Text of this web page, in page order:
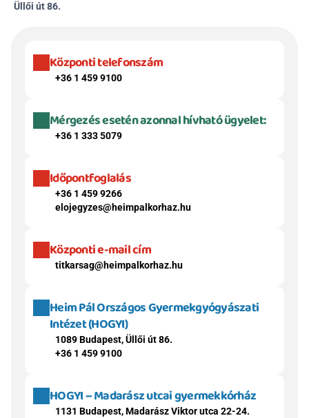
Üllői út 86.
Központi telefonszám
+36 1 459 9100
Mérgezés esetén azonnal hívható ügyelet:
+36 1 333 5079
Időpontfoglalás
+36 1 459 9266
elojegyzes@heimpalkorhaz.hu
Központi e-mail cím
titkarsag@heimpalkorhaz.hu
Heim Pál Országos Gyermekgyógyászati
Intézet (HOGYI)
1089 Budapest, Üllői út 86.
+36 1 459 9100
HOGYI – Madarász utcai gyermekkórház
1131 Budapest, Madarász Viktor utca 22-24.